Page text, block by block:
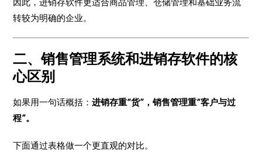
因此，进销存软件更适合商品管理、仓储管理和基础业务流
转较为明确的企业。
二、销售管理系统和进销存软件的核
心区别
如果用一句话概括：进销存重“货”，销售管理重“客户与过
程”。
下面通过表格做一个更直观的对比。